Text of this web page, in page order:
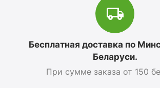
Бесплатная доставка по
Беларуси.
При сумме заказа от 150